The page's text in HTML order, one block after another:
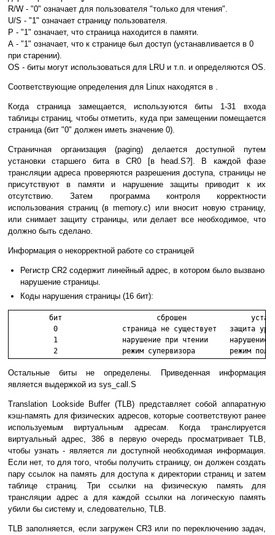
R/W - "0" означает для пользователя "только для чтения".
U/S - "1" означает страницу пользователя.
P - "1" означает, что страница находится в памяти.
А - "1" означает, что к странице был доступ (устанавливается в 0
при старении).
OS - биты могут использоваться для LRU и т.п. и определяются OS.
Соответствующие определения для Linux находятся в .
Когда страница замещается, используются биты 1-31 входа
таблицы страниц, чтобы отметить, куда при замещении помещается
страница (бит "0" должен иметь значение 0).
Страничная организация (paging) делается доступной путем
установки старшего бита в CR0 [в head.S?]. В каждой фазе
трансляции адреса проверяются разрешения доступа, страницы не
присутствуют в памяти и нарушение защиты приводит к их
отсутствию. Затем программа контроля корректности
использования страниц (в memory.c) или вносит новую страницу,
или снимает защиту страницы, или делает все необходимое, что
должно быть сделано.
Информация о некорректной работе со страницей
Регистр CR2 содержит линейный адрес, в котором было вызвано
нарушение страницы.
Коды нарушения страницы (16 бит):
бит                      сброшен
0               страница не существует   защита
1               нарушение при чтении     нарушение
2               режим супервизора        режим
Остальные биты не определены. Приведенная информация
является выдержкой из sys_call.S
Translation Lookside Buffer (TLB) представляет собой аппаратную
кэш-память для физических адресов, которые соответствуют ранее
используемым виртуальным адресам. Когда транслируется
виртуальный адрес, 386 в первую очередь просматривает TLB,
чтобы узнать - является ли доступной необходимая информация.
Если нет, то для того, чтобы получить страницу, он должен создать
пару ссылок на память для доступа к директории страниц и затем
таблице страниц. Три ссылки на физическую память для
трансляции адрес а для каждой ссылки на логическую память
убили бы систему и, следовательно, TLB.
TLB заполняется, если загружен CR3 или по переключению задач,